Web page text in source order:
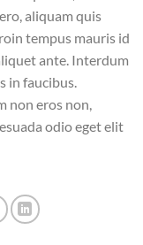
aliquam quis
tempus mauris id
ante. Interdum
in faucibus.
non eros non,
odio eget elit